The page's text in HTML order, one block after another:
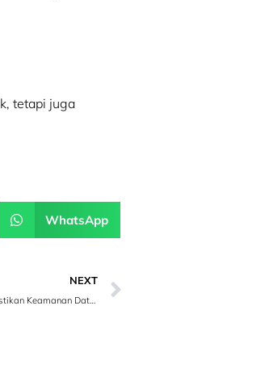
tetapi juga
WhatsApp
NEXT
Pentingnya Jasa Maintenance Website dalam Memastikan Keamanan Data Pendidikan